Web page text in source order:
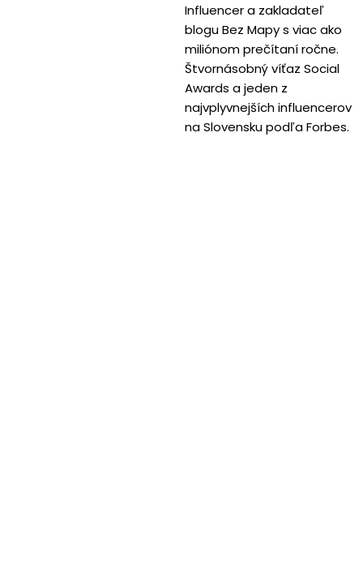
Influencer a zakladateľ
blogu Bez Mapy s viac ako
miliónom prečítaní ročne.
Štvornásobný víťaz Social
Awards a jeden z
najvplyvnejších influencerov
na Slovensku podľa Forbes.